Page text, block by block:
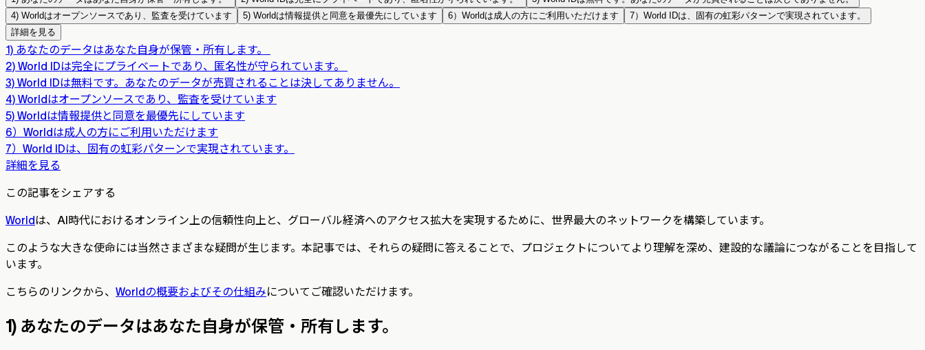
4) Worldはオープンソースであり、監査を受けています
5) Worldは情報提供と同意を最優先にしています 6）Worldは成人の方にご利用いただけます
7）World IDは、固有の虹彩パターンで実現されています。
詳細を見る
1) あなたのデータはあなた自身が保管・所有します。
2) World IDは完全にプライベートであり、匿名性が守られています。
3) World IDは無料です。あなたのデータが売買されることは決してありません。
4) Worldはオープンソースであり、監査を受けています
5) Worldは情報提供と同意を最優先にしています
6）Worldは成人の方にご利用いただけます
7）World IDは、固有の虹彩パターンで実現されています。
詳細を見る
この記事をシェアする
Worldは、AI時代におけるオンライン上の信頼性向上と、グローバル経済へのアクセス拡大を実現するために、世界最大のネットワークを構築しています。
このような大きな使命には当然さまざまな疑問が生じます。本記事では、それらの疑問に答えることで、プロジェクトについてより理解を深め、建設的な議論につながることを目指して
います。
こちらのリンクから、 Worldの概要およびその仕組みについてご確認いただけます。
1) あなたのデータはあなた自身が保管・所有します。